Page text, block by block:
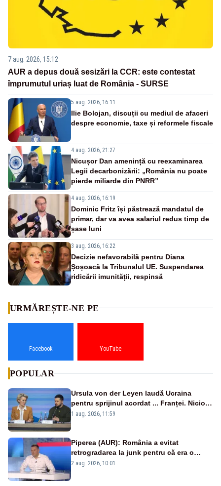
7 aug. 2026, 15:12
AUR a depus două sesizări la CCR: este contestat
împrumutul uriaș luat de România - SURSE
5 aug. 2026, 16:11
Ilie Bolojan, discuții cu mediul de afaceri
despre economie, taxe și reformele fiscale
4 aug. 2026, 21:27
Nicușor Dan amenință cu reexaminarea
Legii decarbonizării: „România nu poate
pierde miliarde din PNRR”
4 aug. 2026, 16:19
Dominic Fritz își păstrează mandatul de
primar, dar va avea salariul redus timp de
șase luni
3 aug. 2026, 16:22
Decizie nefavorabilă pentru Diana
Șoșoacă la Tribunalul UE. Suspendarea
ridicării imunității, respinsă
URMĂREȘTE-NE PE
Facebook YouTube
POPULAR
Ursula von der Leyen laudă Ucraina
pentru sprijinul acordat ... Franței. Nicio
reacție privind ajutorul energetic promis
1 aug. 2026, 11:59
Piperea (AUR): România a evitat
retrogradarea la junk pentru că era o
catastrofă pentru bănci și fondurile de
2 aug. 2026, 10:01